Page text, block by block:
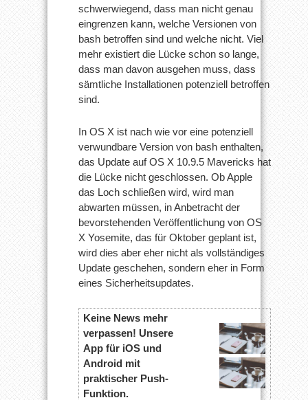
schwerwiegend, dass man nicht genau
eingrenzen kann, welche Versionen von
bash betroffen sind und welche nicht. Viel
mehr existiert die Lücke schon so lange,
dass man davon ausgehen muss, dass
sämtliche Installationen potenziell betroffen
sind.
In OS X ist nach wie vor eine potenziell
verwundbare Version von bash enthalten,
das Update auf OS X 10.9.5 Mavericks hat
die Lücke nicht geschlossen. Ob Apple
das Loch schließen wird, wird man
abwarten müssen, in Anbetracht der
bevorstehenden Veröffentlichung von OS
X Yosemite, das für Oktober geplant ist,
wird dies aber eher nicht als vollständiges
Update geschehen, sondern eher in Form
eines Sicherheitsupdates.
Keine News mehr
verpassen! Unsere
App für iOS und
Android mit
praktischer Push-
Funktion.